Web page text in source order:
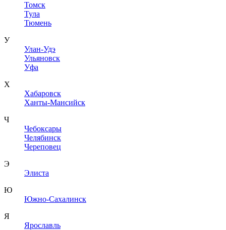
Томск
Тула
Тюмень
У
Улан-Удэ
Ульяновск
Уфа
Х
Хабаровск
Ханты-Мансийск
Ч
Чебоксары
Челябинск
Череповец
Э
Элиста
Ю
Южно-Сахалинск
Я
Ярославль